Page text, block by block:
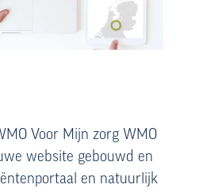
Voor Mijn zorg WMO
website gebouwd en
en natuurlijk